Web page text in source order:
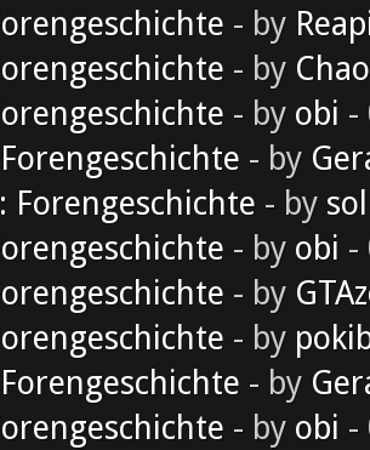
- by
- by
- by obi -
Forengeschichte - by
Forengeschichte - by
- by obi -
- by
- by
Forengeschichte - by
- by obi -